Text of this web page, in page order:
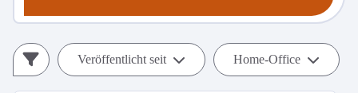
Veröffentlicht seit Home-Office